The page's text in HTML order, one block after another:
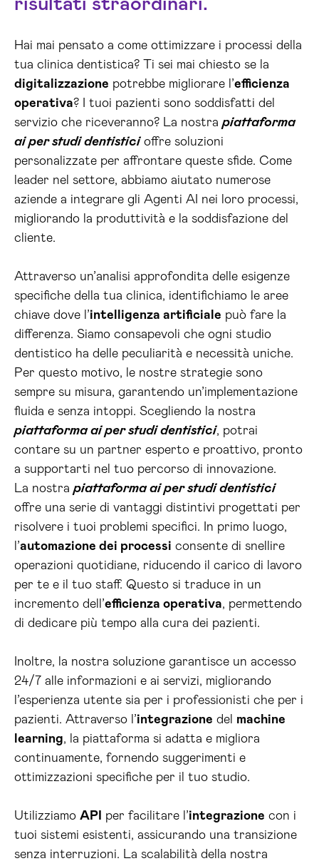
risultati straordinari.
Hai mai pensato a come ottimizzare i processi della
tua clinica dentistica? Ti sei mai chiesto se la
digitalizzazione potrebbe migliorare l’efficienza
operativa? I tuoi pazienti sono soddisfatti del
servizio che riceveranno? La nostra piattaforma
ai per studi dentisticioffre soluzioni
personalizzate per affrontare queste sfide. Come
leader nel settore, abbiamo aiutato numerose
aziende a integrare gli Agenti AI nei loro processi,
migliorando la produttività e la soddisfazione del
cliente.
Attraverso un’analisi approfondita delle esigenze
specifiche della tua clinica, identifichiamo le aree
chiave dove l’intelligenza artificiale può fare la
differenza. Siamo consapevoli che ogni studio
dentistico ha delle peculiarità e necessità uniche.
Per questo motivo, le nostre strategie sono
sempre su misura, garantendo un’implementazione
fluida e senza intoppi. Scegliendo la nostra
piattaforma ai per studi dentistici, potrai
contare su un partner esperto e proattivo, pronto
a supportarti nel tuo percorso di innovazione.
La nostra piattaforma ai per studi dentistici
offre una serie di vantaggi distintivi progettati per
risolvere i tuoi problemi specifici. In primo luogo,
l’automazione dei processi consente di snellire
operazioni quotidiane, riducendo il carico di lavoro
per te e il tuo staff. Questo si traduce in un
incremento dell’efficienza operativa, permettendo
di dedicare più tempo alla cura dei pazienti.
Inoltre, la nostra soluzione garantisce un accesso
24/7 alle informazioni e ai servizi, migliorando
l’esperienza utente sia per i professionisti che per i
pazienti. Attraverso l’integrazione del machine
learning, la piattaforma si adatta e migliora
continuamente, fornendo suggerimenti e
ottimizzazioni specifiche per il tuo studio.
Utilizziamo API per facilitare l’integrazione con i
tuoi sistemi esistenti, assicurando una transizione
senza interruzioni. La scalabilità della nostra